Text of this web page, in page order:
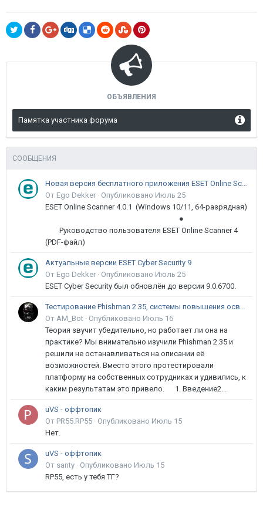
ОБЪЯВЛЕНИЯ
Памятка участника форума
СООБЩЕНИЯ
Новая версия бесплатного приложения ESET Online Scanner доступна пользователям
От Ego Dekker · Опубликовано Июль 25
ESET Online Scanner 4.0.1 (Windows 10/11, 64-разрядная)
●
Руководство пользователя ESET Online Scanner 4
(PDF-файл)
Актуальные версии ESET Cyber Security 9
От Ego Dekker · Опубликовано Июль 25
ESET Cyber Security был обновлён до версии 9.0.6700.
Тестирование Phishman 2.35, системы повышения осведомлённости пользователей в сфере ИБ
От AM_Bot · Опубликовано Июль 16
Теория звучит убедительно, но работает ли она на
практике? Мы внимательно изучили Phishman 2.35 и
решили не останавливаться на описании её
возможностей. Вместо этого протестировали
платформу на собственных сотрудниках и удивились, к
каким результатам это привело. 1. Введение2...
uVS - оффтопик
От PR55.RP55 · Опубликовано Июль 15
Нет.
uVS - оффтопик
От santy · Опубликовано Июль 15
RP55, есть у тебя ТГ?